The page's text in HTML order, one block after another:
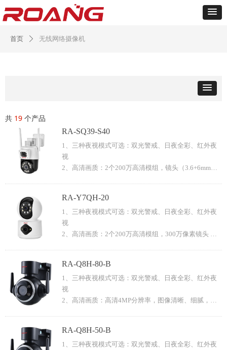
首页 ꄲ 无线网络摄像机
共 19 个产品
RA-SQ39-S40
1、三种夜视模式可选：双光警戒、日夜全彩、红外夜
视
2、高清画质：2个200万高清模组，镜头（3.6+6mm）
4、连接方式：支持有线网口+AP热点+wifi三种方式连
接
5、手机监控：支持手机远程监控(iOS, Android)
APP:CamHipro
7、AI人形检测：人形检测报警，人形跟踪 支持枪球联
动，球机自动人形跟踪
8、个性语音：可自定义录制语音提示，迎宾防盗都合
适
10、支持后端NVR连接
11、支持旋转，枪机画面与球机画面联动
RA-Y7QH-20
1、三种夜视模式可选：双光警戒、日夜全彩、红外夜
视
2、高清画质：2个200万高清模组，300万像素镜头 镜
4、连接方式：支持AP/wifi两种方式连接
5、手机监控：支持手机远程监控(iOS, Android)
APP:CamHipro
6、存储管理：支持本地TF卡存储，最大可以支持
制
8、个性语音：可自定义录制语音提示，迎宾防盗都合
RA-Q8H-80-B
1、三种夜视模式可选：双光警戒、日夜全彩、红外夜
视
2、高清画质：高清4MP分辨率，图像清晰、细腻，标
4、连接方式：支持AP/wifi/有线三种方式连接
5、手机监控：支持手机远程监控(iOS, Android)
RA-Q8H-50-B
1、三种夜视模式可选：双光警戒、日夜全彩、红外夜